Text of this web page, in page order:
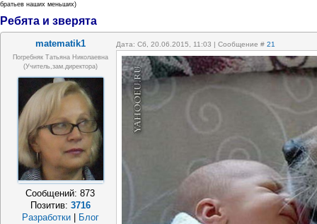
братьев наших меньших)
Ребята и зверята
matematik1 Дата: Сб, 20.06.2015, 11:03 | Сообщение # 21
Погребняк Татьяна Николаевна
(Учитель,зам.директора)
Сообщений:873
Позитив: 3716
Разработки
Блог